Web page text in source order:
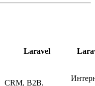
Laravel
CRM, B2B,